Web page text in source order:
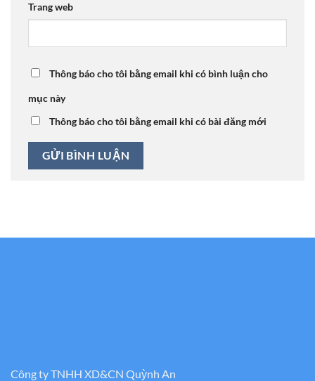
Trang web
Thông báo cho tôi bằng email khi có bình luận cho
mục này
Thông báo cho tôi bằng email khi có bài đăng mới
Công ty TNHH XD&CN Quỳnh An